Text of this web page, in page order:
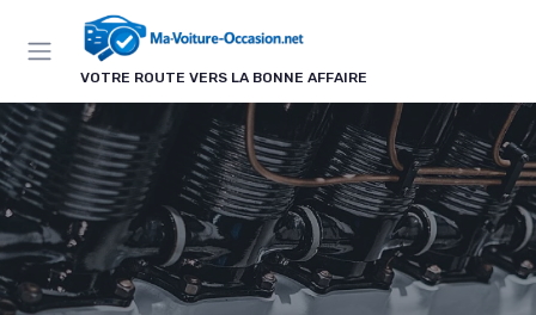
VOTRE ROUTE VERS LA BONNE AFFAIRE
Panneau de gestion des cookies